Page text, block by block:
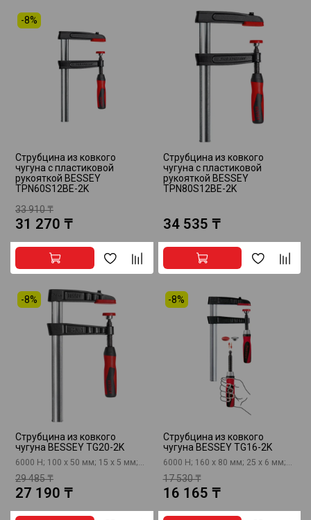
-8%
Струбцина из ковкого
чугуна с пластиковой
рукояткой BESSEY
TPN60S12BE-2K
33 910 ₸
31 270 ₸
Струбцина из ковкого
чугуна с пластиковой
рукояткой BESSEY
TPN80S12BE-2K
34 535 ₸
-8%
Струбцина из ковкого
чугуна BESSEY TG20-2K
6000 Н; 100 х 50 мм; 15 x 5 мм;...
29 485 ₸
27 190 ₸
-8%
Струбцина из ковкого
чугуна BESSEY TG16-2K
6000 Н; 160 х 80 мм; 25 x 6 мм;...
17 530 ₸
16 165 ₸